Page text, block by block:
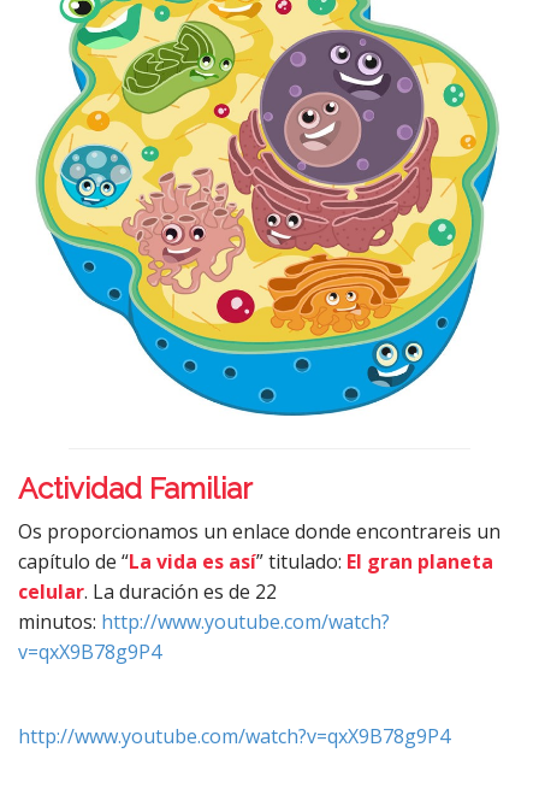
Actividad Familiar
Os proporcionamos un enlace donde encontrareis un
capítulo de “La vida es así” titulado: El gran planeta
celular. La duración es de 22
minutos: http://www.youtube.com/watch?
v=qxX9B78g9P4
http://www.youtube.com/watch?v=qxX9B78g9P4